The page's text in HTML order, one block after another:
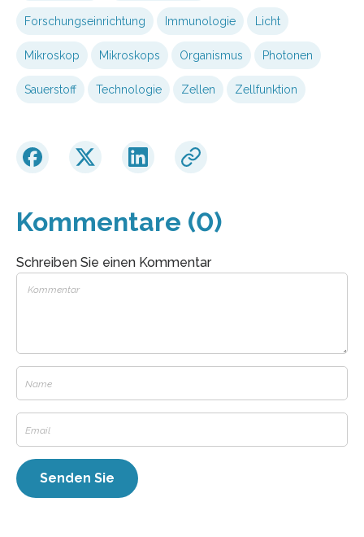
Forschungseinrichtung Immunologie Licht
Mikroskop Mikroskops Organismus Photonen
Sauerstoff Technologie Zellen Zellfunktion
Kommentare (0)
Schreiben Sie einen Kommentar